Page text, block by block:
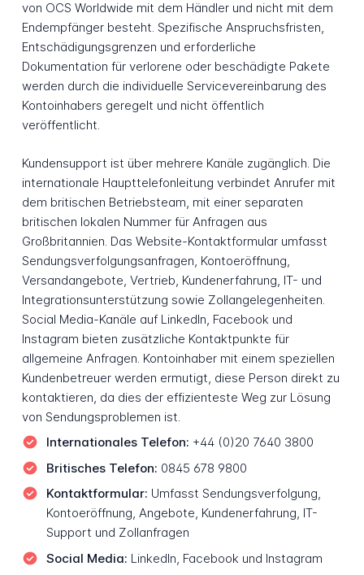
von OCS Worldwide mit dem Händler und nicht mit dem
Endempfänger besteht. Spezifische Anspruchsfristen,
Entschädigungsgrenzen und erforderliche
Dokumentation für verlorene oder beschädigte Pakete
werden durch die individuelle Servicevereinbarung des
Kontoinhabers geregelt und nicht öffentlich
veröffentlicht.
Kundensupport ist über mehrere Kanäle zugänglich. Die
internationale Haupttelefonleitung verbindet Anrufer mit
dem britischen Betriebsteam, mit einer separaten
britischen lokalen Nummer für Anfragen aus
Großbritannien. Das Website-Kontaktformular umfasst
Sendungsverfolgungsanfragen, Kontoeröffnung,
Versandangebote, Vertrieb, Kundenerfahrung, IT- und
Integrationsunterstützung sowie Zollangelegenheiten.
Social Media-Kanäle auf LinkedIn, Facebook und
Instagram bieten zusätzliche Kontaktpunkte für
allgemeine Anfragen. Kontoinhaber mit einem speziellen
Kundenbetreuer werden ermutigt, diese Person direkt zu
kontaktieren, da dies der effizienteste Weg zur Lösung
von Sendungsproblemen ist.
Internationales Telefon: +44 (0)20 7640 3800
Britisches Telefon: 0845 678 9800
Kontaktformular: Umfasst Sendungsverfolgung,
Kontoeröffnung, Angebote, Kundenerfahrung, IT-
Support und Zollanfragen
Social Media: LinkedIn, Facebook und Instagram